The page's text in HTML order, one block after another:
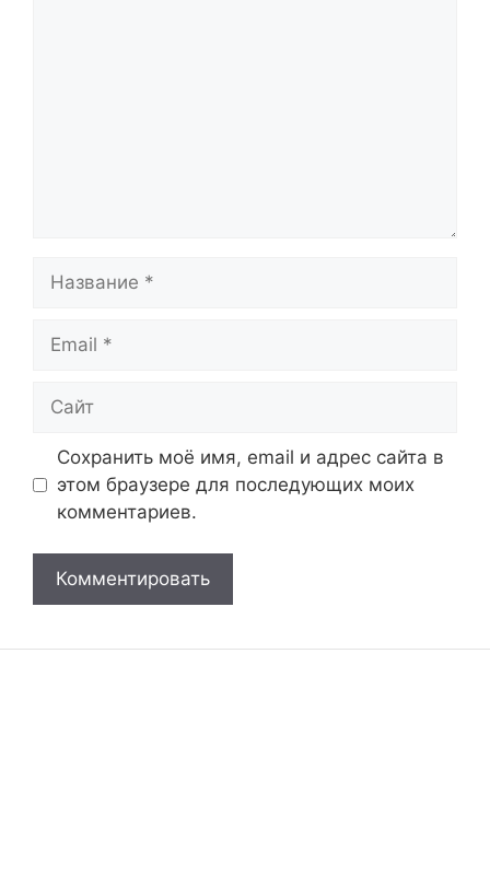
Сохранить моё имя, email и адрес сайта в
этом браузере для последующих моих
комментариев.